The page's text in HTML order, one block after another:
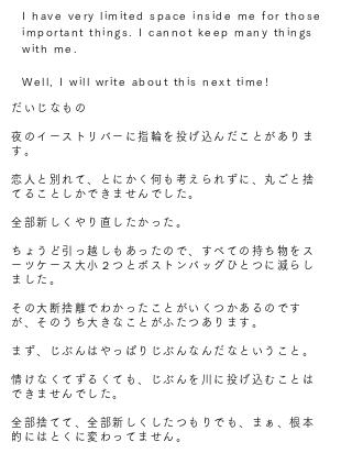
I have very limited space inside me for those
important things. I cannot keep many things
with me.
Well, I will write about this next time!
だいじなもの
夜のイーストリバーに指輪を投げ込んだことがありま
す。
恋人と別れて、とにかく何も考えられずに、丸ごと捨
てることしかできませんでした。
全部新しくやり直したかった。
ちょうど引っ越しもあったので、すべての持ち物をス
ーツケース大小２つとボストンバッグひとつに減らし
ました。
その大断捨離でわかったことがいくつかあるのです
が、そのうち大きなことがふたつあります。
まず、じぶんはやっぱりじぶんなんだなということ。
情けなくてずるくても、じぶんを川に投げ込むことは
できませんでした。
全部捨てて、全部新しくしたつもりでも、まぁ、根本
的にはとくに変わってません。